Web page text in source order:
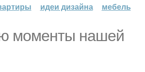
идеи дизайна мебель
моменты нашей